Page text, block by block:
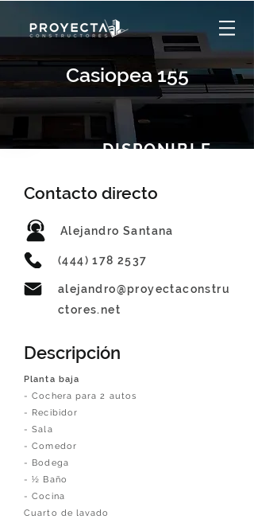
Casiopea 155
DISPONIBLE
Contacto directo
Alejandro Santana
(444) 178 2537
alejandro@proyectaconstru
ctores.net
Descripción
Planta baja
- Cochera para 2 autos
- Recibidor
- Sala
- Comedor
- Bodega
- ½ Baño
- Cocina
Cuarto de lavado